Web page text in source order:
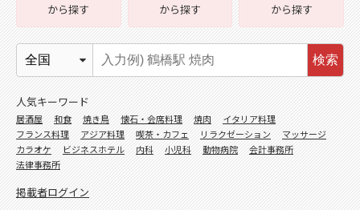
から探す
から探す
から探す
検索
人気キーワード
居酒屋 和食 焼き鳥 懐石・会席料理 焼肉
イタリア料理
フランス料理
アジア料理 喫茶・カフェ リラクゼーション
マッサージ
カラオケ
ビジネスホテル 内科 小児科 動物病院
会計事務所
法律事務所
掲載者ログイン